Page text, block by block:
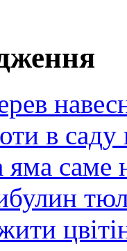
в саду
саме